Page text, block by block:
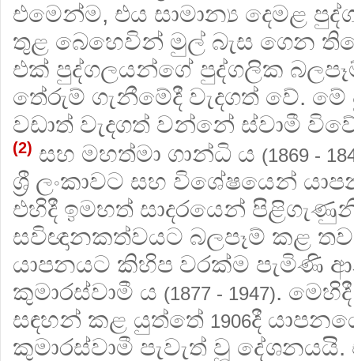
එමෙන්ම, එය සාමාන්‍ය දෙමළ
තුළ බෙහෙවින් මුල් බැස ගෙන
එක් පුද්ගලයන්ගේ පුද්ගලික
තේරුම් ගැනීමේදී වැදගත් වේ.
වඩාත් වැදගත් වන්නේ ස්වාමී
(2) සහ මහත්මා ගාන්ධි ය (1869 -
ශ්‍රී ලංකාවට සහ විශේෂයෙන්
එහිදී ඉමහත් සාදරයෙන්
සවිඥානකත්වයට බලපෑම් කළ
යාපනයට කිහිප වරක්ම පැමිණි
කුමාරස්වාමී ය (1877 - 1947).
සඳහන් කළ යුත්තේ 1906දී
කුමාරස්වාමී පැවැත් වූ